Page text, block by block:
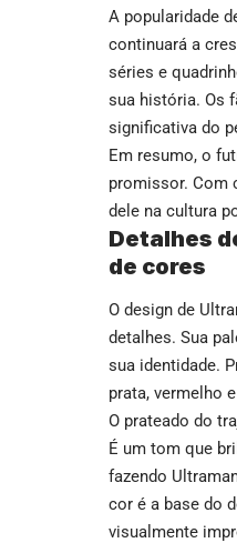
A popularidade
continuará a
séries e
sua história. Os
significativa do
Em resumo, o
promissor. Com
dele na cultura
Detalhes
de cores
O design de
detalhes. Sua
sua identidade.
prata, vermelho
O prateado do
É um tom que
fazendo
cor é a base do
visualmente